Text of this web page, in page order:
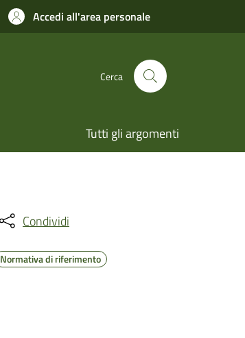
Accedi all'area personale
Cerca
Tutti gli argomenti
Condividi
Normativa di riferimento